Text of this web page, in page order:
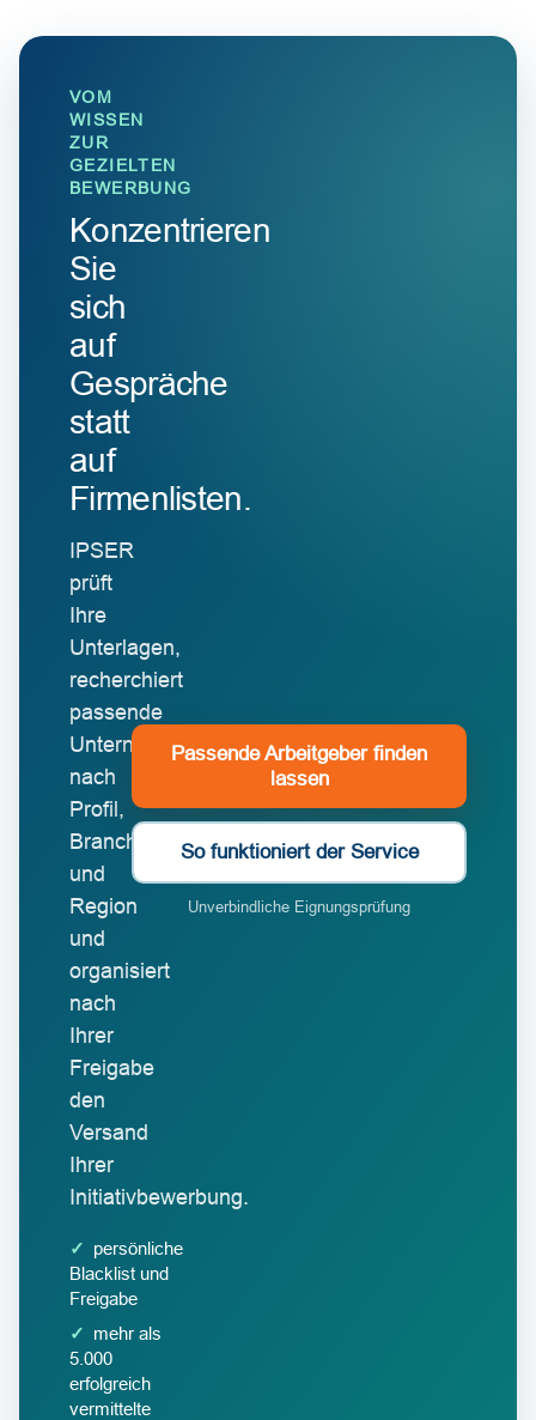
VOM
WISSEN
ZUR
GEZIELTEN
BEWERBUNG
Konzentrieren
Sie
sich
auf
Gespräche
statt
auf
Firmenlisten.
IPSER
prüft
Ihre
Unterlagen,
recherchiert
passende
Unternehmen
nach
Profil,
Branche
und
Region
und
organisiert
nach
Ihrer
Freigabe
den
Versand
Ihrer
Initiativbewerbung.
persönliche
Blacklist und
Freigabe
mehr als
5.000
erfolgreich
vermittelte
Passende Arbeitgeber finden
lassen
So funktioniert der Service
Unverbindliche Eignungsprüfung